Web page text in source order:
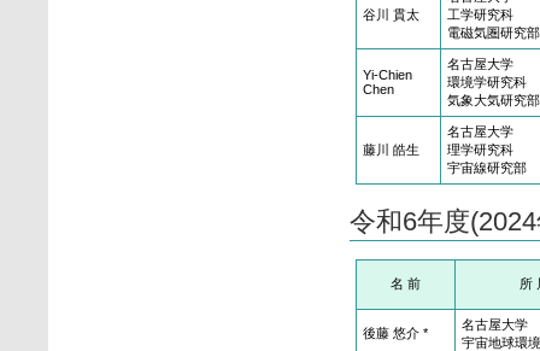
谷川 貫太
工学研究科
電磁気圏研究部
Yi-Chien
Chen
名古屋大学
環境学研究科
気象大気研究部
藤川 皓生
名古屋大学
理学研究科
宇宙線研究部
令和6年度
名 前 所
後藤 悠介 *
名古屋大学
宇宙地球環